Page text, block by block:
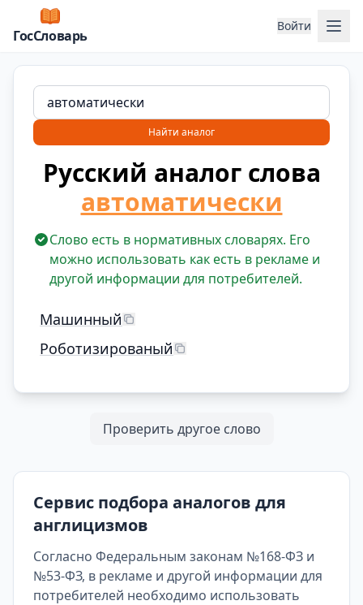
ГосСловарь
Войти
Найти аналог
Русский аналог слова
автоматически
Слово есть в нормативных словарях. Его
можно использовать как есть в рекламе и
другой информации для потребителей.
Машинный
Роботизированый
Проверить другое слово
Сервис подбора аналогов для
англицизмов
Согласно Федеральным законам №168-ФЗ и
№53-ФЗ, в рекламе и другой информации для
потребителей необходимо использовать